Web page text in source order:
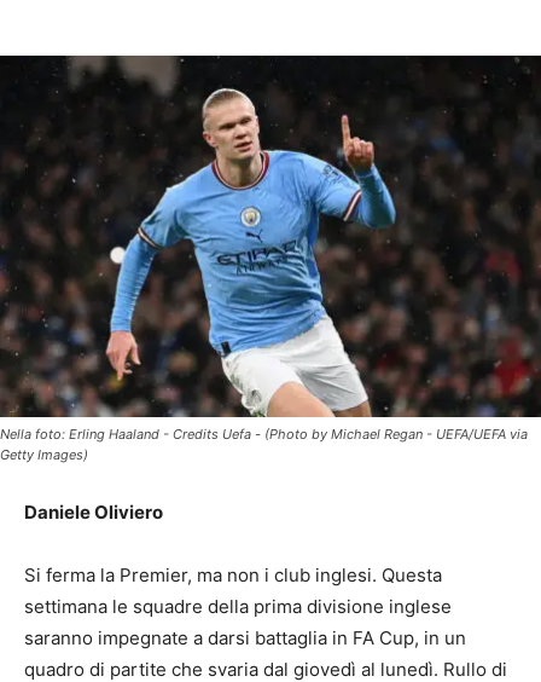
Nella foto: Erling Haaland - Credits Uefa - (Photo by Michael Regan - UEFA/UEFA via
Getty Images)
Daniele Oliviero
Si ferma la Premier, ma non i club inglesi. Questa
settimana le squadre della prima divisione inglese
saranno impegnate a darsi battaglia in FA Cup, in un
quadro di partite che svaria dal giovedì al lunedì. Rullo di